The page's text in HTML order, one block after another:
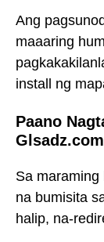
Ang
maaaring
install ng
Paano
Glsadz.com
Sa
na bumisita
halip, na-